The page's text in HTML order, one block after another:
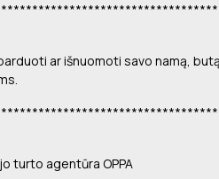
ar išnuomoti savo namą,
turto agentūra OPPA